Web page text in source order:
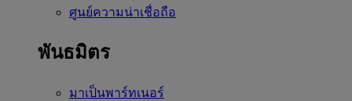
ศูนย์ความน่าเชื่อถือ
พันธมิตร
มาเป็นพาร์ทเนอร์